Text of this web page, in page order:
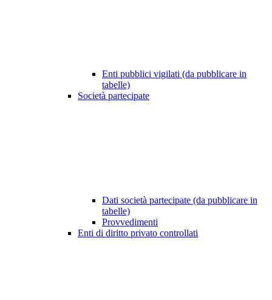
Enti pubblici vigilati (da pubblicare in
tabelle)
Società partecipate
Dati società partecipate (da pubblicare in
tabelle)
Provvedimenti
Enti di diritto privato controllati